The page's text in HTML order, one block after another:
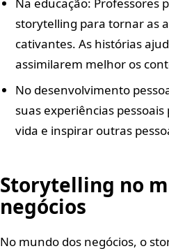
storytelling para tornar as
cativantes. As histórias
assimilarem melhor os
No desenvolvimento
suas experiências
vida e inspirar outras
Storytelling no
negócios
No mundo dos negócios, o